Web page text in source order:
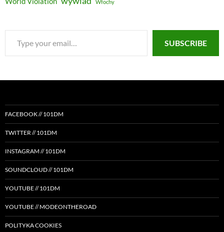
Włochy
SUBSCRIBE
FACEBOOK // 101DM
TWITTER // 101DM
INSTAGRAM // 101DM
SOUNDCLOUD // 101DM
YOUTUBE // 101DM
YOUTUBE // MODEONTHEROAD
POLITYKA COOKIES